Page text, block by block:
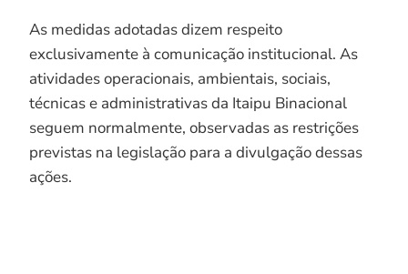
As medidas adotadas dizem respeito
exclusivamente à comunicação institucional. As
atividades operacionais, ambientais, sociais,
técnicas e administrativas da Itaipu Binacional
seguem normalmente, observadas as restrições
previstas na legislação para a divulgação dessas
ações.